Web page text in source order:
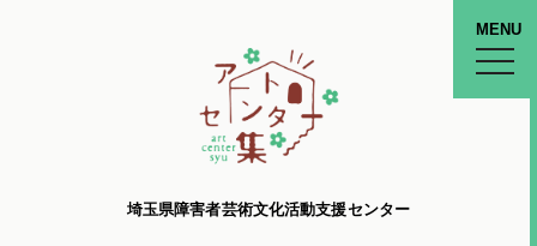
埼玉県障害者芸術文化活動支援センター
MENU
toggle